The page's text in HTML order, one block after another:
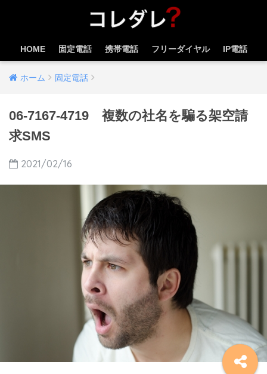
HOME 固定電話 携帯電話 フリーダイヤル IP電話
ホーム 固定電話
06-7167-4719 複数の社名を騙る架空請
求SMS
2021/02/16